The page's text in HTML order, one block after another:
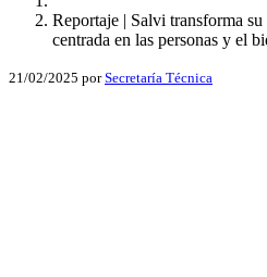
Reportaje | Salvi transforma
centrada en las personas y el
21/02/2025 porSecretaría Técnica